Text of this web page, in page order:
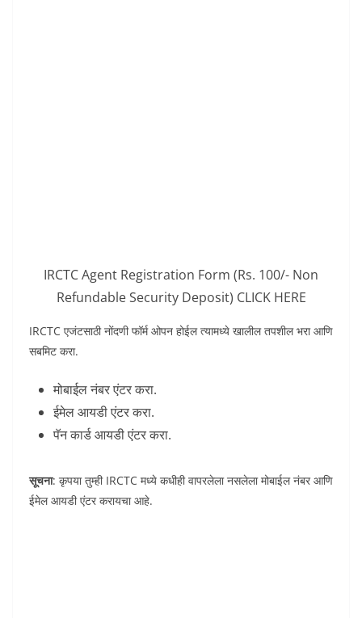
IRCTC Agent Registration Form (Rs. 100/- Non
Refundable Security Deposit) CLICK HERE
IRCTC एजंटसाठी नोंदणी फॉर्म ओपन होईल त्यामध्ये खालील तपशील भरा आणि
सबमिट करा.
मोबाईल नंबर एंटर करा.
ईमेल आयडी एंटर करा.
पॅन कार्ड आयडी एंटर करा.
सूचना: कृपया तुम्ही IRCTC मध्ये कधीही वापरलेला नसलेला मोबाईल नंबर आणि
ईमेल आयडी एंटर करायचा आहे.